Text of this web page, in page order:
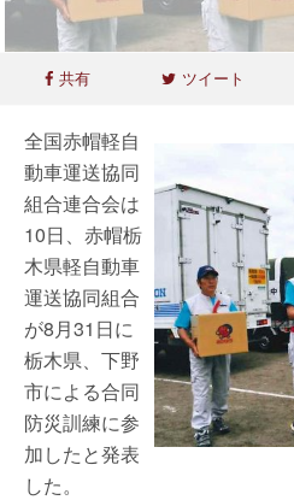
共有 ツイート
全国赤帽軽自
動車運送協同
組合連合会は
10日、赤帽栃
木県軽自動車
運送協同組合
が8月31日に
栃木県、下野
市による合同
防災訓練に参
加したと発表
した。